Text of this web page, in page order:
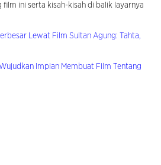
film ini serta kisah-kisah di balik layarnya
Lewat Film Sultan Agung: Tahta,
Impian Membuat Film Tentang